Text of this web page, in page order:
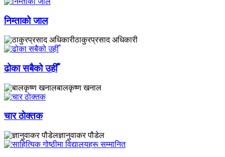
निम्ताको जाल
ठाकुरप्रसाद अधिकारी
ढोका सबैको उहीँ
बालकृष्ण खनाल
चार ठाेक्तक
ज्ञानुवाकर पौडेल